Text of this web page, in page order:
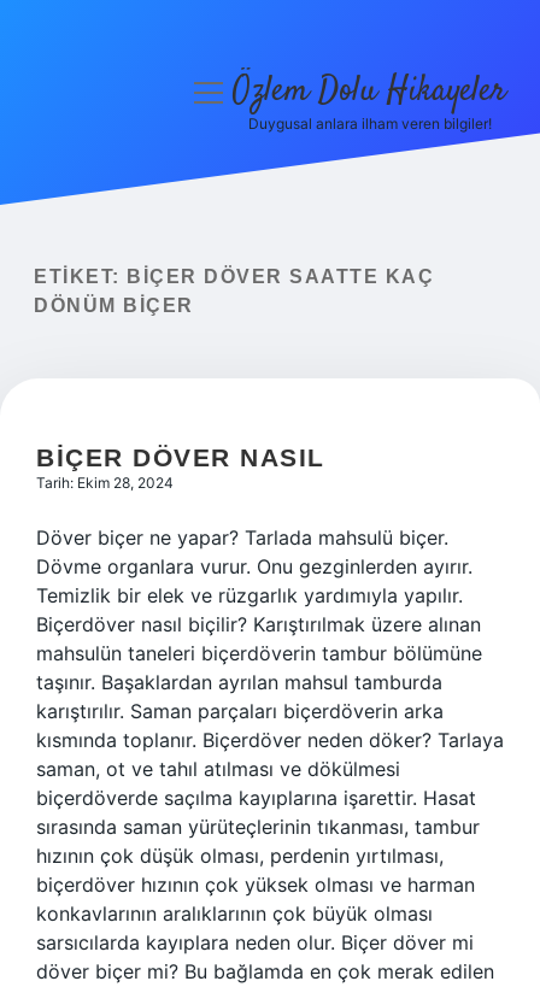
Yasal Uyarı
menüyüÖzlem Dolu Hikayeler
Duygusal anlara ilham veren bilgiler!
ETIKET:
BIÇER DÖVER SAATTE KAÇ
DÖNÜM BIÇER
BIÇER DÖVER NASIL
Tarih: Ekim 28, 2024
Döver biçer ne yapar? Tarlada mahsulü biçer.
Dövme organlara vurur. Onu gezginlerden ayırır.
Temizlik bir elek ve rüzgarlık yardımıyla yapılır.
Biçerdöver nasıl biçilir? Karıştırılmak üzere alınan
mahsulün taneleri biçerdöverin tambur bölümüne
taşınır. Başaklardan ayrılan mahsul tamburda
karıştırılır. Saman parçaları biçerdöverin arka
kısmında toplanır. Biçerdöver neden döker? Tarlaya
saman, ot ve tahıl atılması ve dökülmesi
biçerdöverde saçılma kayıplarına işarettir. Hasat
sırasında saman yürüteçlerinin tıkanması, tambur
hızının çok düşük olması, perdenin yırtılması,
biçerdöver hızının çok yüksek olması ve harman
konkavlarının aralıklarının çok büyük olması
sarsıcılarda kayıplara neden olur. Biçer döver mi
döver biçer mi? Bu bağlamda en çok merak edilen